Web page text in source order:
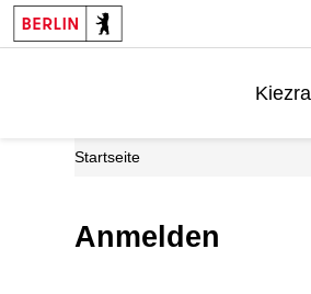
Startseite
Anmelden